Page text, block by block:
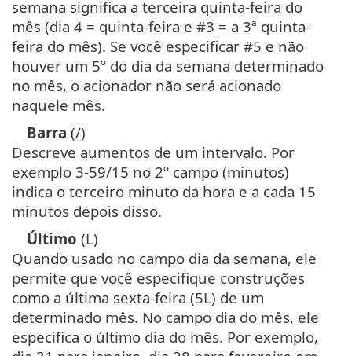
semana significa a terceira quinta-feira do
mês (dia 4 = quinta-feira e #3 = a 3ª quinta-
feira do mês). Se você especificar #5 e não
houver um 5º do dia da semana determinado
no mês, o acionador não será acionado
naquele mês.
Barra (/)
Descreve aumentos de um intervalo. Por
exemplo 3-59/15 no 2º campo (minutos)
indica o terceiro minuto da hora e a cada 15
minutos depois disso.
Último (L)
Quando usado no campo dia da semana, ele
permite que você especifique construções
como a última sexta-feira (5L) de um
determinado mês. No campo dia do mês, ele
especifica o último dia do mês. Por exemplo,